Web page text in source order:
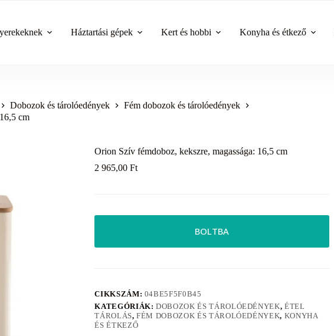
Háztartási gépek Kert és hobbi Konyha és étkező
Dobozok és tárolóedények
Fém dobozok és tárolóedények
cm
Orion Szív fémdoboz, kekszre, magassága: 16,5 cm
2 965,00Ft
BOLTBA
CIKKSZÁM: 04BE5F5F0B45
KATEGÓRIÁK:DOBOZOK ÉS TÁROLÓEDÉNYEK,ÉTEL
TÁROLÁS,FÉM DOBOZOK ÉS TÁROLÓEDÉNYEK, KONYHA
ÉS ÉTKEZŐ